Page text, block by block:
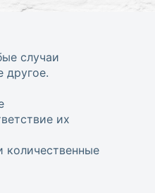
случаи
другое.
их
количественные